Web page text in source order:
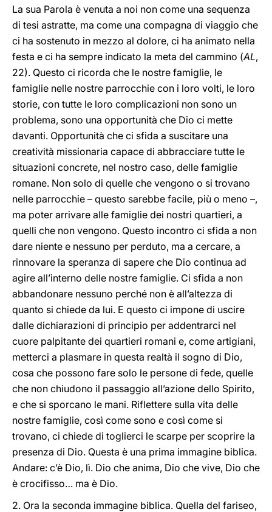
La sua Parola è venuta a noi non come una sequenza
di tesi astratte, ma come una compagna di viaggio che
ci ha sostenuto in mezzo al dolore, ci ha animato nella
festa e ci ha sempre indicato la meta del cammino (AL,
22). Questo ci ricorda che le nostre famiglie, le
famiglie nelle nostre parrocchie con i loro volti, le loro
storie, con tutte le loro complicazioni non sono un
problema, sono una opportunità che Dio ci mette
davanti. Opportunità che ci sfida a suscitare una
creatività missionaria capace di abbracciare tutte le
situazioni concrete, nel nostro caso, delle famiglie
romane. Non solo di quelle che vengono o si trovano
nelle parrocchie – questo sarebbe facile, più o meno –,
ma poter arrivare alle famiglie dei nostri quartieri, a
quelli che non vengono. Questo incontro ci sfida a non
dare niente e nessuno per perduto, ma a cercare, a
rinnovare la speranza di sapere che Dio continua ad
agire all’interno delle nostre famiglie. Ci sfida a non
abbandonare nessuno perché non è all’altezza di
quanto si chiede da lui. E questo ci impone di uscire
dalle dichiarazioni di principio per addentrarci nel
cuore palpitante dei quartieri romani e, come artigiani,
metterci a plasmare in questa realtà il sogno di Dio,
cosa che possono fare solo le persone di fede, quelle
che non chiudono il passaggio all’azione dello Spirito,
e che si sporcano le mani. Riflettere sulla vita delle
nostre famiglie, così come sono e così come si
trovano, ci chiede di toglierci le scarpe per scoprire la
presenza di Dio. Questa è una prima immagine biblica.
Andare: c’è Dio, lì. Dio che anima, Dio che vive, Dio che
è crocifisso… ma è Dio.
2. Ora la seconda immagine biblica. Quella del fariseo,